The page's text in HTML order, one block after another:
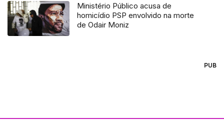
Ministério Público acusa de
homicídio PSP envolvido na morte
de Odair Moniz
PUB